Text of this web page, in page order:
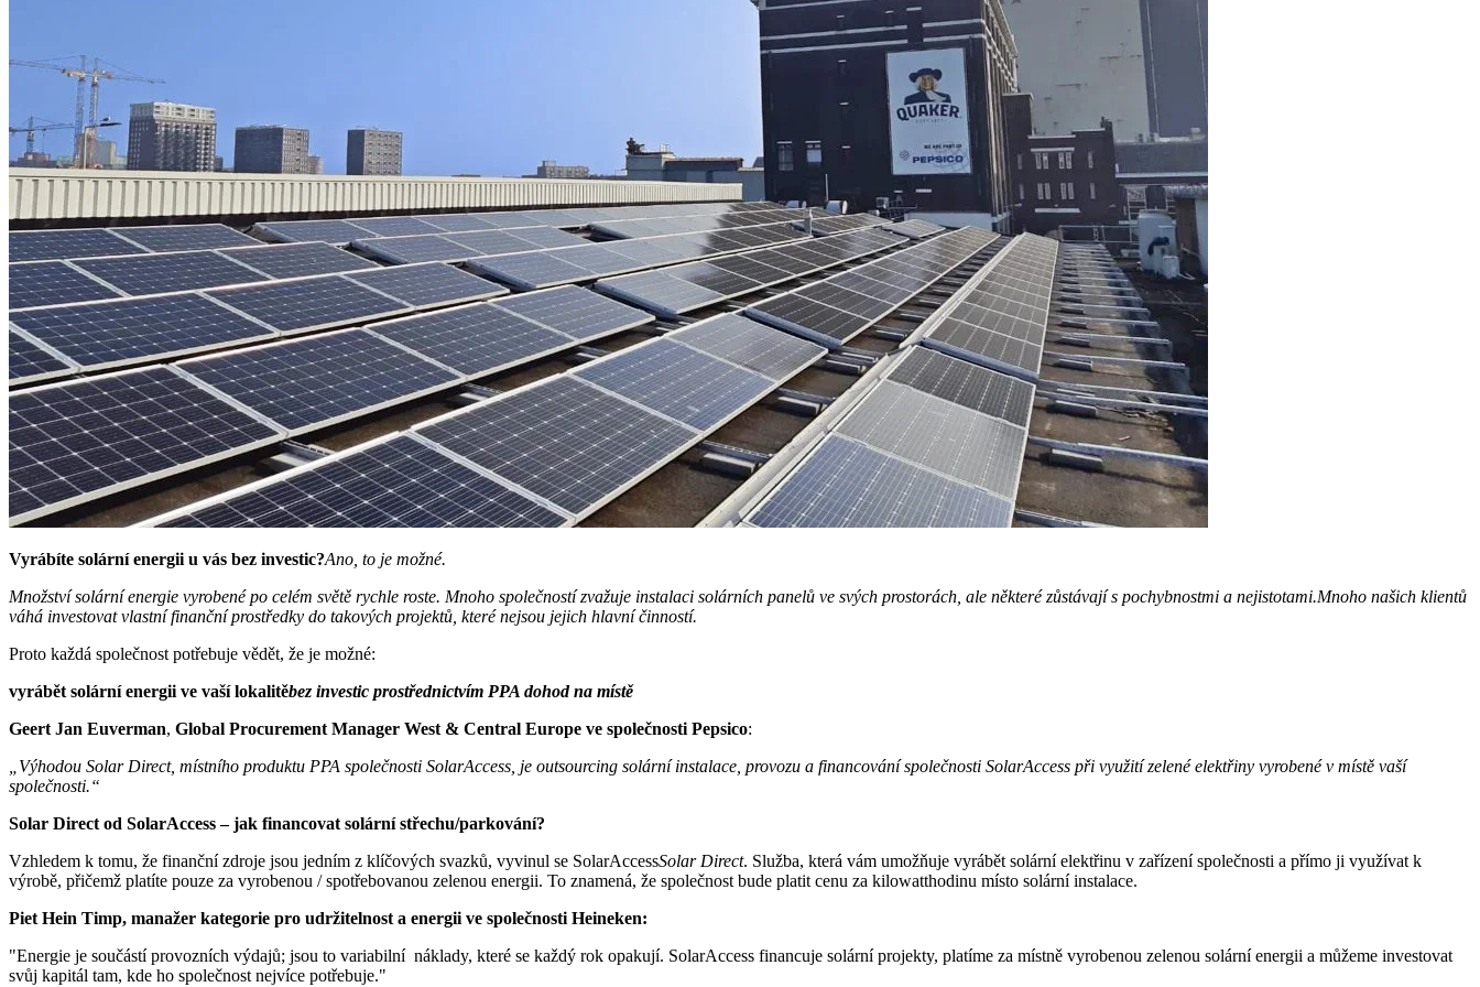
Vyrábíte solární energii u vás bez investic?Ano, to je možné.
Množství solární energie vyrobené po celém světě rychle roste. Mnoho společností zvažuje instalaci solárních panelů ve svých prostorách, ale některé zůstávají s pochybnostmi a nejistotami.Mnoho našich klientů
váhá investovat vlastní finanční prostředky do takových projektů, které nejsou jejich hlavní činností.
Proto každá společnost potřebuje vědět, že je možné:
vyrábět solární energii ve vaší lokalitěbez investic prostřednictvím PPA dohod na místě
Geert Jan Euverman, Global Procurement Manager West & Central Europe ve společnosti Pepsico:
„Výhodou Solar Direct, místního produktu PPA společnosti SolarAccess, je outsourcing solární instalace, provozu a financování společnosti SolarAccess při využití zelené elektřiny vyrobené v místě vaší
společnosti.“
Solar Direct od SolarAccess – jak financovat solární střechu/parkování?
Vzhledem k tomu, že finanční zdroje jsou jedním z klíčových svazků, vyvinul se SolarAccessSolar Direct. Služba, která vám umožňuje vyrábět solární elektřinu v zařízení společnosti a přímo ji využívat k
výrobě, přičemž platíte pouze za vyrobenou / spotřebovanou zelenou energii. To znamená, že společnost bude platit cenu za kilowatthodinu místo solární instalace.
Piet Hein Timp, manažer kategorie pro udržitelnost a energii ve společnosti Heineken:
"Energie je součástí provozních výdajů; jsou to variabilní náklady, které se každý rok opakují. SolarAccess financuje solární projekty, platíme za místně vyrobenou zelenou solární energii a můžeme investovat
svůj kapitál tam, kde ho společnost nejvíce potřebuje."